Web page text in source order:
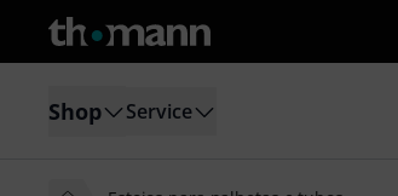
Shop Service